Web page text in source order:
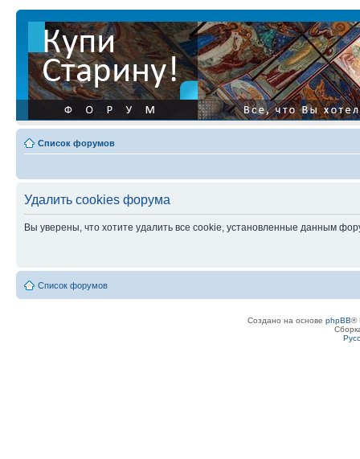
Список форумов
Удалить cookies форума
Вы уверены, что хотите удалить все cookie, установленные данным
Список форумов
Создано на основе phpBB®